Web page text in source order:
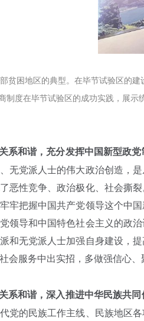
贫困地区的典型。在毕节试验区的
制度在毕节试验区的成功实践，展
系和谐，充分发挥中国新型政党
无党派人士的伟大政治创造，
恶性竞争、政治极化、社会撕
牢把握中国共产党领导这个中
领导和中国特色社会主义的政
和无党派人士加强自身建设，
会服务中出实招，多做强信心
系和谐，深入推进中华民族共同
党的民族工作主线、民族地区